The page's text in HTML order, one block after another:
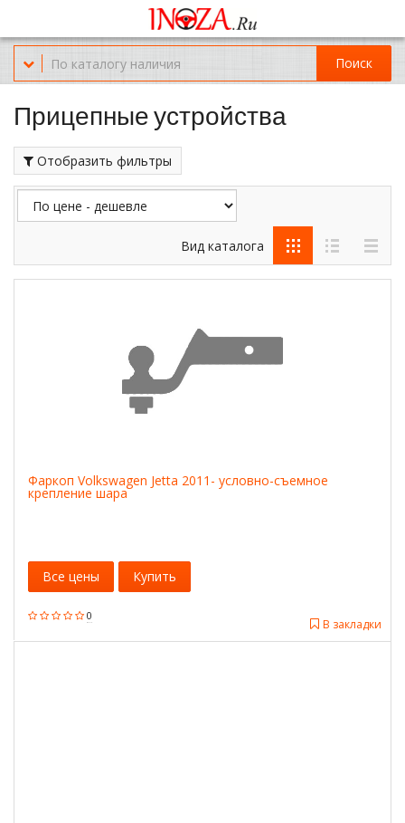
Офис обслуживания г.Краснодар (KRD) Куликова Поля 2 (магазин
Нож-мясо)
8-(967)-300-69-11
Поиск
Прицепные устройства
Отобразить фильтры
Вид каталога
Фаркоп Volkswagen Jetta 2011- условно-съемное
крепление шара
0
В закладки
Все цены Купить